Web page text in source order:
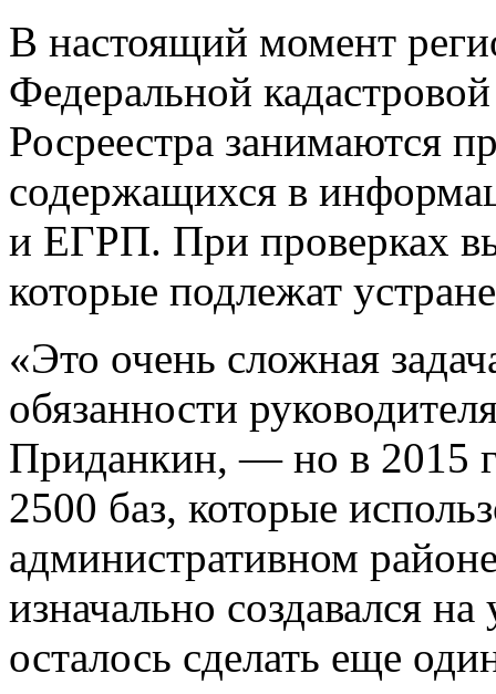
В настоящий момент
Федеральной
Росреестра занимаются
содержащихся в
и ЕГРП. При проверках
которые подлежат
«Это очень сложная
обязанности
Приданкин, — но в 2015
2500 баз, которые
административном
изначально создавался
осталось сделать еще